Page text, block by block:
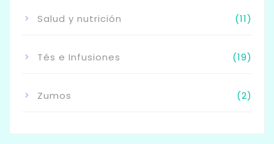
Salud y nutrición (11)
Tés e Infusiones (19)
Zumos (2)